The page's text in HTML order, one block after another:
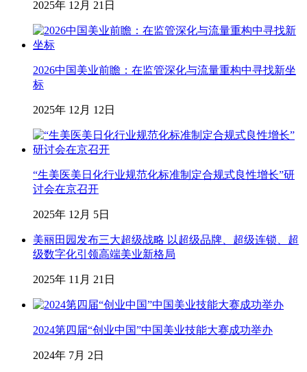
2025年 12月 21日
2026中国美业前瞻：在监管深化与流量重构中寻找新坐
标
2025年 12月 12日
“生美医美日化行业规范化标准制定合规式良性增长”研
讨会在京召开
2025年 12月 5日
美丽田园发布三大超级战略 以超级品牌、超级连锁、超
级数字化引领高端美业新格局
2025年 11月 21日
2024第四届“创业中国”中国美业技能大赛成功举办
2024年 7月 2日